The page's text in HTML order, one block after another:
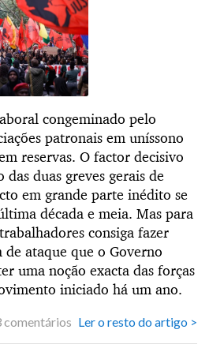
congeminado pelo
patronais em uníssono
reservas. O factor decisivo
duas greves gerais de
em grande parte inédito se
década e meia. Mas para
consiga fazer
de ataque que o Governo
uma noção exacta das forças
iniciado há um ano.
comentários Ler o resto do artigo >